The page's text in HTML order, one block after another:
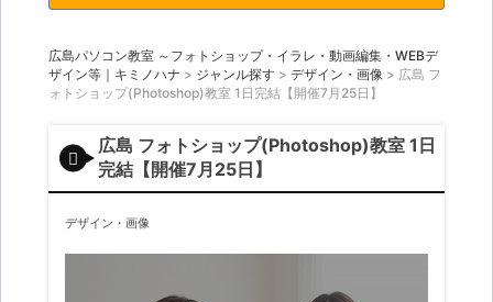
広島パソコン教室 ～フォトショップ・イラレ・動画編集・WEBデ
ザイン等｜キミノハナ > ジャンル探す > デザイン・画像 > 広島 フ
ォトショップ(Photoshop)教室 1日完結【開催7月25日】
広島 フォトショップ(Photoshop)教室 1日
完結【開催7月25日】
デザイン・画像